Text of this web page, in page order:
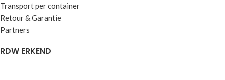
Transport per container
Retour & Garantie
Partners
RDW ERKEND